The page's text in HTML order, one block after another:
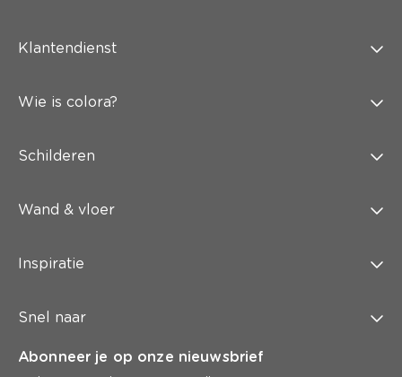
Klantendienst
Wie is colora?
Schilderen
Wand & vloer
Inspiratie
Snel naar
Abonneer je op onze nieuwsbrief